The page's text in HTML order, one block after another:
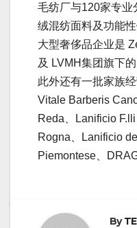
毛纺厂与120家专业
绒混纺面料及功能
大型奢侈品企业是
及 LVMH集团旗下
此外还有一批家族
Vitale Barberis
Reda、Lanificio
Rogna、Lanificio
Piemontese、
By